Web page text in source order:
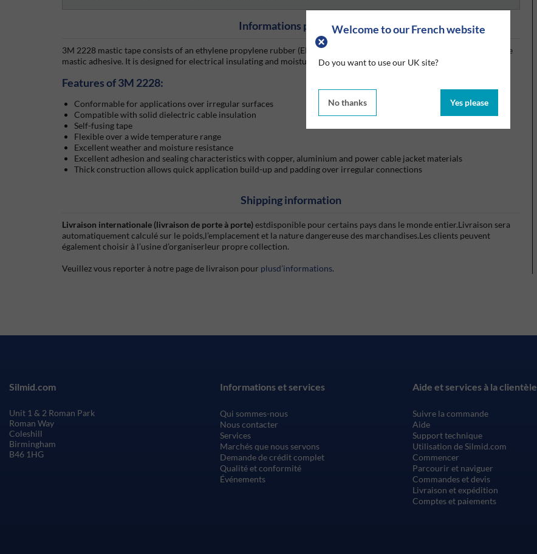
Welcome to our French website
Do you want to use our UK site?
No thanks Yes please
Informations produits
3M 2228 mastic tape consists of an ethylene propylene rubber (EPR) backing coated with aggressive, temperature-stable
mastic adhesive. It is designed for electrical insulating and moisture sealing applications.
Features of 3M 2228:
Conformable for applications over irregular surfaces
Compatible with solid dielectric cable insulation
Self-fusing tape
Flexible over a wide temperature range
Excellent weather and moisture resistance
Excellent adhesion and sealing characteristics with copper, aluminium and power cable jacket materials
Thick construction allows quick application build-up and padding over irregular connections
Shipping information
Livraison internationale (livraison de porte à porte)estdisponible pour certains pays dans le monde entier.Livraison sera
automatiquement calculé sur le poids,l’emplacement et la nature dangereuse des marchandises.Les clients peuvent
également choisir à l’usine d’organiserleur propre collection.
Veuillez vous reporter à notre page de livraison pour plusd’informations.
Informations et services
Qui sommes-nous
Nous contacter
Services
Marchés que nous servons
Demande de crédit complet
Qualité et conformité
Événements
Aide et services à la clientèle
Suivre la commande
Aide
Support technique
Utilisation de Silmid.com
Commencer
Parcourir et naviguer
Commandes et devis
Livraison et expédition
Comptes et paiements
Silmid.com
Unit 1 & 2 Roman Park
Roman Way
Coleshill
Birmingham
B46 1HG